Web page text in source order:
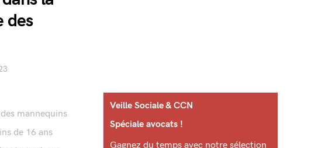
des
mannequins
de 16 ans
Veille Sociale & CCN
Spéciale avocats !
Gagnez du temps avec notre sélection